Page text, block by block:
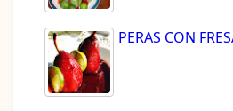
PERAS CON